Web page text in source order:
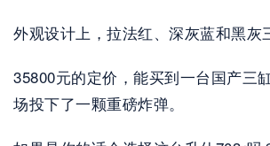
外观设计上，拉法红、深灰蓝和黑灰
35800元的定价，能买到一台国产三
场投下了一颗重磅炸弹。